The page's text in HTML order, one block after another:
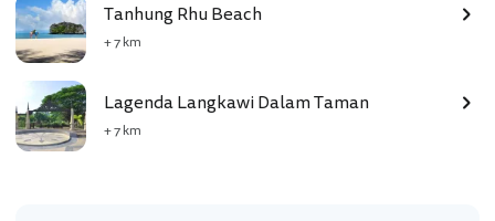
Tanhung Rhu Beach
+ 7 km
Lagenda Langkawi Dalam Taman
+ 7 km